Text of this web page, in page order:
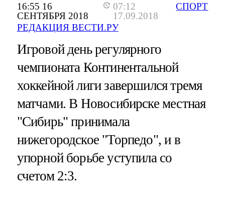
16:55 16
СЕНТЯБРЯ 2018
07:12
17.09.2018
РЕДАКЦИЯ ВЕСТИ.РУ
СПОРТ
Игровой день регулярного
чемпионата Континентальной
хоккейной лиги завершился тремя
матчами. В Новосибирске местная
"Сибирь" принимала
нижегородское "Торпедо", и в
упорной борьбе уступила со
счетом 2:3.